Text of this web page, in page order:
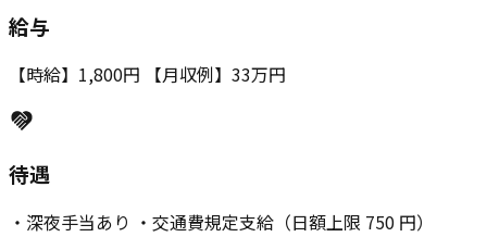
給与
【時給】1,800円 【月収例】33万円
待遇
・深夜手当あり ・交通費規定支給（日額上限 750 円）